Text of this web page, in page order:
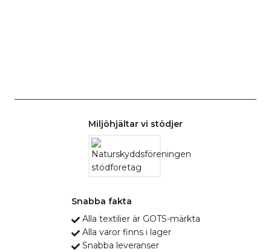
Miljöhjältar vi stödjer
Snabba fakta
Alla textilier är GOTS-märkta
Alla varor finns i lager
Snabba leveranser